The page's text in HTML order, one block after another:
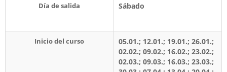
Día de salida Sábado
Inicio del curso
05.01.; 12.01.; 19.01.; 26.01.;
02.02.; 09.02.; 16.02.; 23.02.;
02.03.; 09.03.; 16.03.; 23.03.;